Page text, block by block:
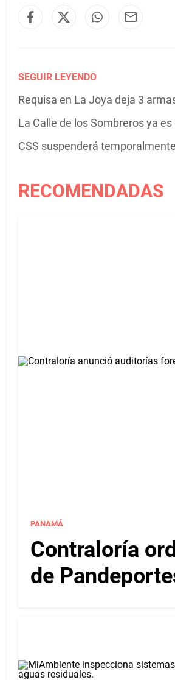
SEGUIR LEYENDO
Requisa en La Joya deja 3
La Calle de los Sombreros ya
CSS suspenderá
RECOMENDADAS
PANAMÁ
Contraloría
de